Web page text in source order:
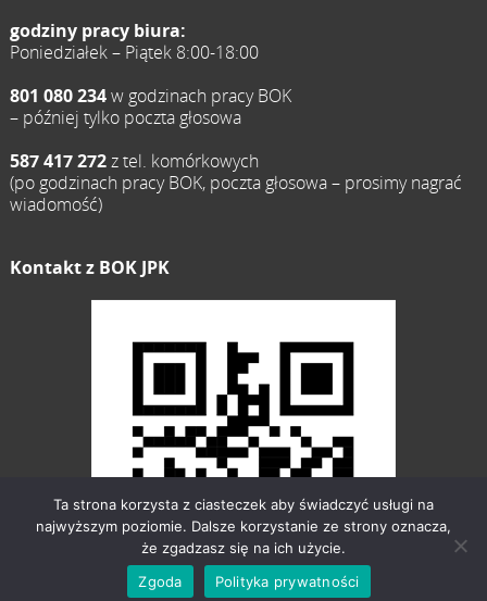
godziny pracy biura:
Poniedziałek – Piątek 8:00-18:00
801 080 234w godzinach pracy BOK
– później tylko poczta głosowa
587 417 272z tel. komórkowych
(po godzinach pracy BOK, poczta głosowa – prosimy nagrać
wiadomość)
Kontakt z BOK JPK
Ta strona korzysta z ciasteczek aby świadczyć usługi na
najwyższym poziomie. Dalsze korzystanie ze strony oznacza,
że zgadzasz się na ich użycie.
Zgoda
Polityka prywatności